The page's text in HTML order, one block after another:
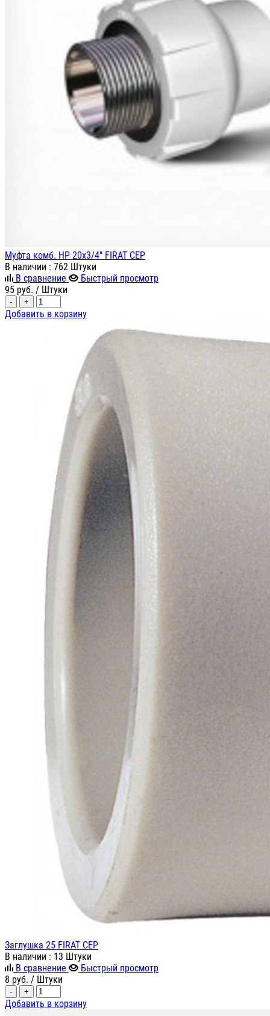
Муфта комб. НР 20х3/4" FIRAT СЕР
В наличии : 762 Штуки
В сравнение
Быстрый просмотр
95 руб. / Штуки
- +
Добавить в корзину
Заглушка 25 FIRAT СЕР
В наличии : 13 Штуки
В сравнение
Быстрый просмотр
8 руб. / Штуки
- +
Добавить в корзину